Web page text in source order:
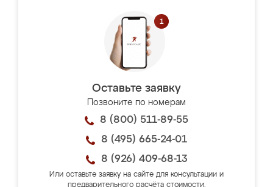
Оставьте заявку
Позвоните по номерам
8 (800) 511-89-55
8 (495) 665-24-01
8 (926) 409-68-13
Или оставьте заявку на сайте для консультации и
предварительного расчёта стоимости.